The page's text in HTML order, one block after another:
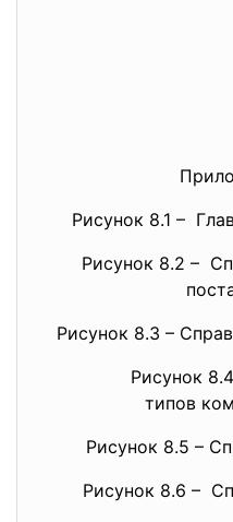
Рисунок 8.1 –
Рисунок 8.2 –
Рисунок 8.3 –
Рисунок
типов
Рисунок 8.5 –
Рисунок 8.6 –